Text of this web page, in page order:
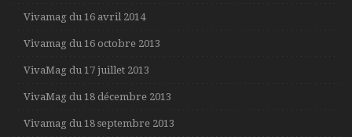
Vivamag du 16 avril 2014
Vivamag du 16 octobre 2013
VivaMag du 17 juillet 2013
VivaMag du 18 décembre 2013
Vivamag du 18 septembre 2013